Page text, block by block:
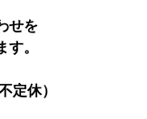
メールアドレス等の
・SDK・API 等に
携。
）。
人情報取扱い契約
せを
。
定休）